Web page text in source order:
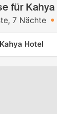
für
7 Nächte
Kahya Hotel